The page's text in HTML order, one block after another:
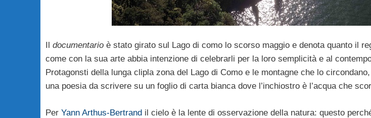
documentarioè stato girato sul Lago di como lo scorso maggio e denota quanto il
come con la sua arte abbia intenzione di celebrarli per la loro semplicità e al
Protagonsti della lunga clipla zona del Lago di Como e le montagne che lo
una poesia da scrivere su un foglio di carta bianca dove l’inchiostro è l’acqua che
Per Yann Arthus-Bertrandil cielo è la lente di osservazione della natura: questo